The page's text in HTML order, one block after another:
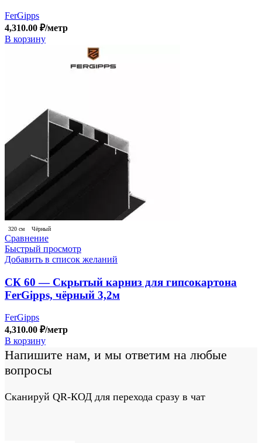
FerGipps
4,310.00 ₽/метр
В корзину
320 см Чёрный
Сравнение
Быстрый просмотр
Добавить в список желаний
СК 60 — Скрытый карниз для гипсокартона
FerGipps, чёрный 3,2м
FerGipps
4,310.00 ₽/метр
В корзину
Напишите нам, и мы ответим на любые
вопросы
Сканируй QR-КОД для перехода сразу в чат